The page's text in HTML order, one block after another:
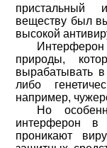
пристальный
веществу был
высокой
Интерферон
природы,
вырабатывать
либо
например,
Но
интерферон в
проникают